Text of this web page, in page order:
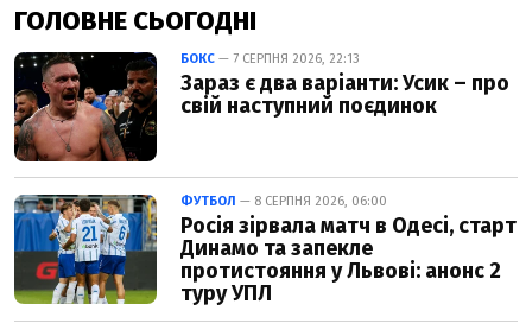
ГОЛОВНЕ СЬОГОДНІ
БОКС — 7 СЕРПНЯ 2026, 22:13
Зараз є два варіанти: Усик – про
свій наступний поєдинок
ФУТБОЛ — 8 СЕРПНЯ 2026, 06:00
Росія зірвала матч в Одесі, старт
Динамо та запекле
протистояння у Львові: анонс 2
туру УПЛ